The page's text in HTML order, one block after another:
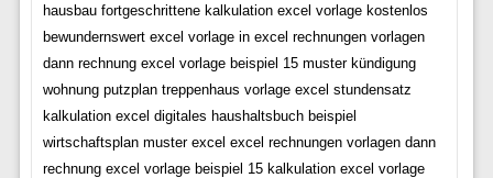
hausbau fortgeschrittene kalkulation excel vorlage kostenlos
bewundernswert excel vorlage in excel rechnungen vorlagen
dann rechnung excel vorlage beispiel 15 muster kündigung
wohnung putzplan treppenhaus vorlage excel stundensatz
kalkulation excel digitales haushaltsbuch beispiel
wirtschaftsplan muster excel excel rechnungen vorlagen dann
rechnung excel vorlage beispiel 15 kalkulation excel vorlage